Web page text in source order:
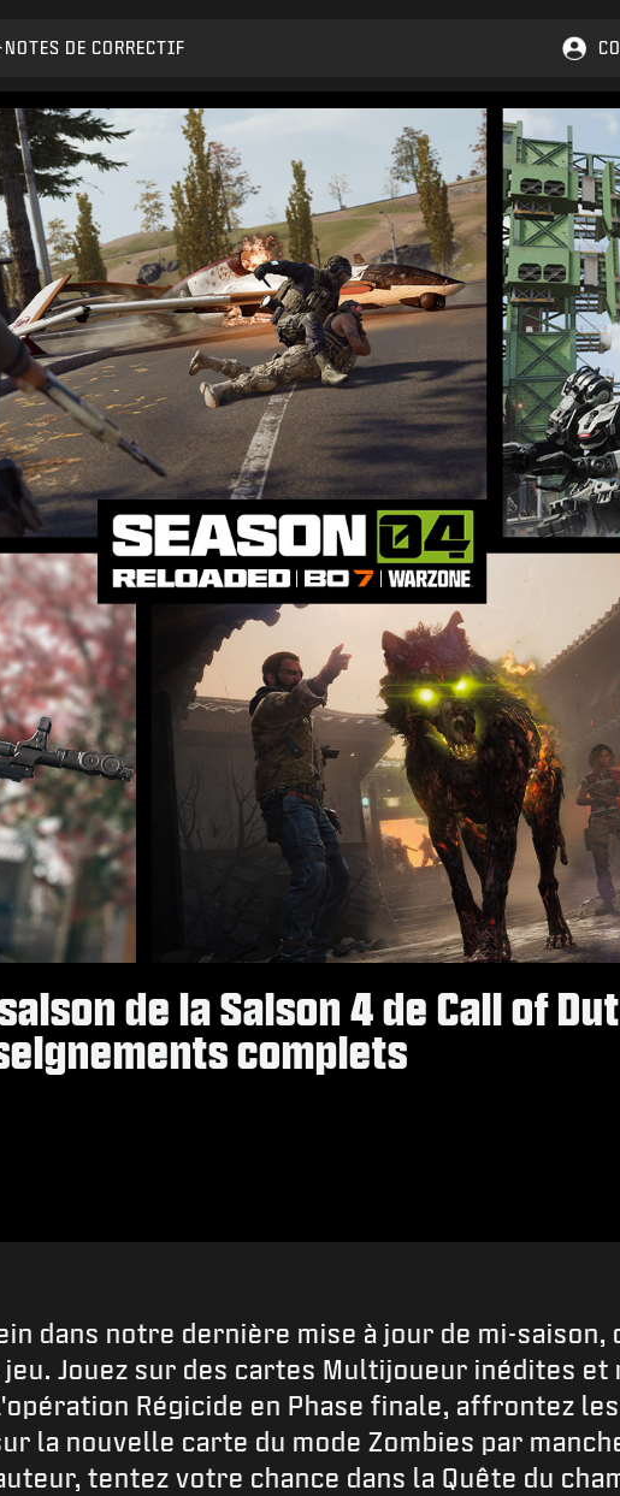
NOTES DE CORRECTIF
de la Saison 4 de Call of
complets
dans notre dernière mise à jour de mi-saison,
Jouez sur des cartes Multijoueur inédites
Régicide en Phase finale, affrontez
la nouvelle carte du mode Zombies par
tentez votre chance dans la Quête du